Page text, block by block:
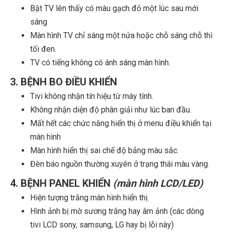
Bật TV lên thấy có màu gạch đỏ một lúc sau mới
sáng
Màn hình TV chỉ sáng một nửa hoặc chỗ sáng chỗ thì
tối đen.
TV có tiếng không có ánh sáng màn hình.
3. BỆNH BO ĐIỀU KHIỂN
Tivi không nhận tín hiệu từ máy tính.
Không nhận diện độ phân giải như lúc ban đầu.
Mất hết các chức năng hiển thị ở menu điều khiển tại
màn hình
Màn hình hiển thị sai chế độ bảng màu sắc.
Đèn báo nguồn thường xuyên ở trạng thái màu vàng.
4. BỆNH PANEL KHIỂN (màn hình LCD/LED)
Hiện tượng trắng màn hình hiển thị.
Hình ảnh bị mờ sương trắng hay âm ảnh (các dòng
tivi LCD sony, samsung, LG hay bị lỗi này)